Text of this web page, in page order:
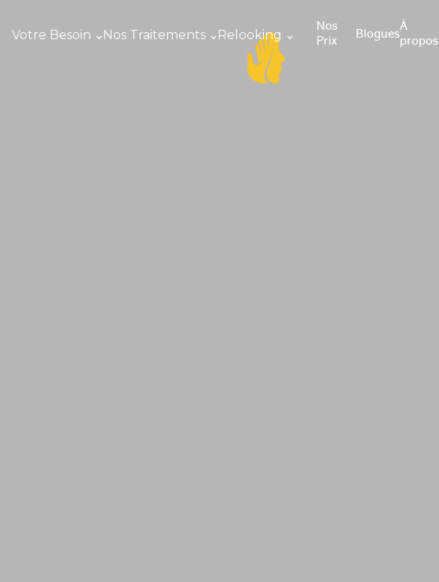
Votre Besoin Nos Traitements Relooking
Nos
Prix
Blogues
À
propos